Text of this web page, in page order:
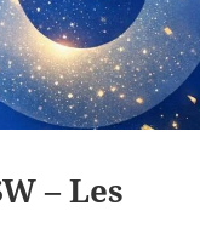
– Les